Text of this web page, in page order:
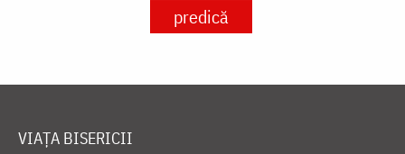
predică
VIAȚA BISERICII